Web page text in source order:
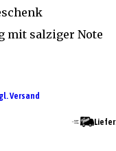
mit salziger Note
Versand